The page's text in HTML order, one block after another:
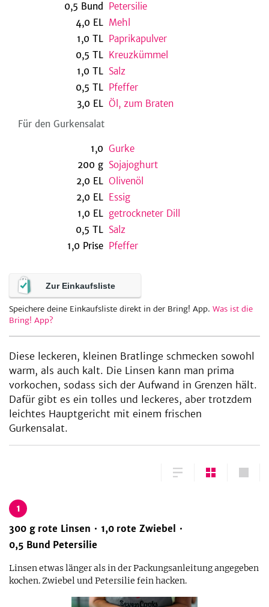
0,5 Bund
Petersilie
4,0 EL Mehl
1,0 TL Paprikapulver
0,5 TL Kreuzkümmel
1,0 TL Salz
0,5 TL Pfeffer
3,0 EL Öl, zum Braten
Für den Gurkensalat
1,0 Gurke
200 g Sojajoghurt
2,0 EL Olivenöl
2,0 EL Essig
1,0 EL getrockneter Dill
0,5 TL Salz
1,0 Prise Pfeffer
Zur Einkaufsliste
Speichere deine Einkaufsliste direkt in der Bring! App. Was ist die
Bring! App?
Diese leckeren, kleinen Bratlinge schmecken sowohl
warm, als auch kalt. Die Linsen kann man prima
vorkochen, sodass sich der Aufwand in Grenzen hält.
Dafür gibt es ein tolles und leckeres, aber trotzdem
leichtes Hauptgericht mit einem frischen
Gurkensalat.
1
300 g rote Linsen 1,0 rote Zwiebel
0,5 Bund Petersilie
Linsen etwas länger als in der Packungsanleitung angegeben
kochen. Zwiebel und Petersilie fein hacken.